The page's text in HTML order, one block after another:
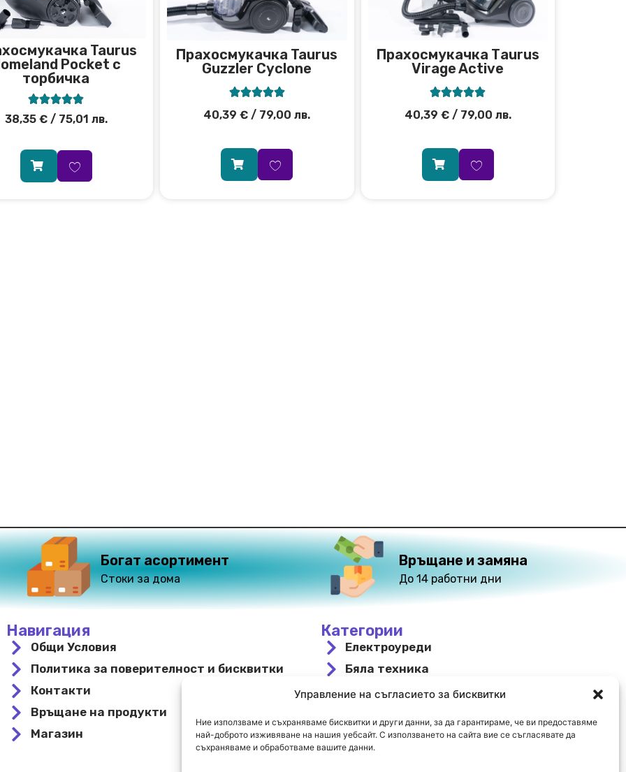
Управление на съгласието за бисквитки
Ние използваме и съхраняваме бисквитки и други данни, за да гарантираме, че ви предоставяме
най-доброто изживяване на нашия уебсайт. С използването на сайта вие се съгласявате да
съхраняваме и обработваме вашите данни.
Taurus
Pocket с
торбичка

38,35 €/ 75,01 лв.
Прахосмукачка Taurus
Guzzler Cyclone

40,39€ / 79,00 лв.
Прахосмукачка Тaurus
Virage Active

40,39 €/ 79,00 лв.
Богат асортимент
Стоки за дома
Връщане и замяна
До 14 работни дни
Навигация
Общи Условия
Политика за поверителност и бисквитки
Контакти
Връщане на продукти
Магазин
Категории
Електроуреди
Бяла техника
За вграждане
Охлаждане и отопление
Намалени